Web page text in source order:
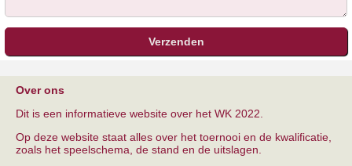
Over ons
Dit is een informatieve website over het WK 2022.
Op deze website staat alles over het toernooi en de kwalificatie,
zoals het speelschema, de stand en de uitslagen.